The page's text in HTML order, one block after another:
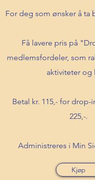
For deg som ønsker å ta
Få lavere pris på
medlemsfordeler, som
aktiviteter og
Betal kr. 115,- for drop-
225,-.
Administreres i Min
Kjøp